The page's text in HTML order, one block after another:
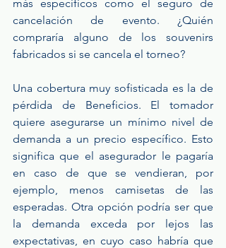
más específicos como el seguro de
cancelación de evento. ¿Quién
compraría alguno de los souvenirs
fabricados si se cancela el torneo?
Una cobertura muy sofisticada es la de
pérdida de Beneficios. El tomador
quiere asegurarse un mínimo nivel de
demanda a un precio específico. Esto
significa que el asegurador le pagaría
en caso de que se vendieran, por
ejemplo, menos camisetas de las
esperadas. Otra opción podría ser que
la demanda exceda por lejos las
expectativas, en cuyo caso habría que